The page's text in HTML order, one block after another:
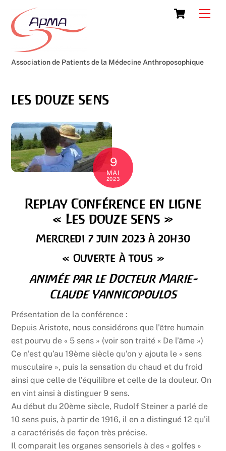
content
Cart
Association de Patients de la Médecine Anthroposophique
les douze sens
9
MAI
2023
Replay Conférence en ligne
« Les douze sens »
Mercredi 7 juin 2023 à 20h30
« Ouverte à tous »
animée par le Docteur Marie-
Claude Yannicopoulos
Présentation de la conférence :
Depuis Aristote, nous considérons que l’être humain
est pourvu de « 5 sens » (voir son traité « De l’âme »)
Ce n’est qu’au 19ème siècle qu’on y ajouta le « sens
musculaire », puis la sensation du chaud et du froid
ainsi que celle de l’équilibre et celle de la douleur. On
en vint ainsi à distinguer 9 sens.
Au début du 20ème siècle, Rudolf Steiner a parlé de
10 sens puis, à partir de 1916, il en a distingué 12 qu’il
a caractérisés de façon très précise.
Il comparait les organes sensoriels à des « golfes »